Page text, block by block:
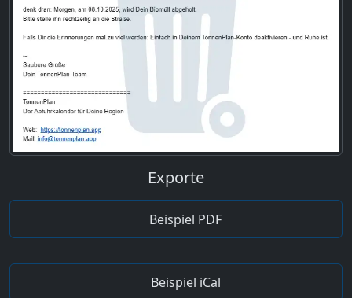
Exporte
Beispiel PDF
Beispiel iCal